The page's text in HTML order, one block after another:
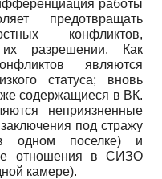
работы
предотвращать
конфликтов,
разрешении. Как
являются
статуса; вновь
содержащиеся в ВК.
неприязненные
под стражу
одном поселке) и
отношения в СИЗО
камере).